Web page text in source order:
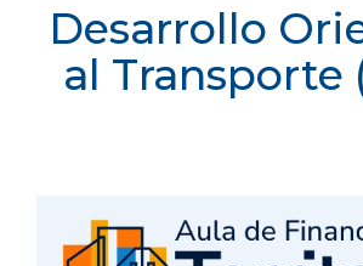
Desarrollo
al Transporte